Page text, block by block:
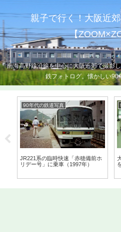
親子で行く！大阪近
【
南海高野線沿線を中心に大阪近郊で撮影
鉄フォトログ。懐かしい90
90年代の鉄道写真
JR221系の臨時快速「赤穂備前ホ
リデー号」に乗車（1997年）